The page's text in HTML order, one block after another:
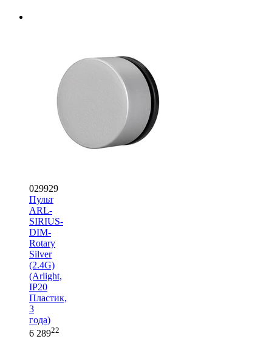
029929
Пульт
ARL-
SIRIUS-
DIM-
Rotary
Silver
(2.4G)
(Arlight,
IP20
Пластик,
3
года)
6 28922